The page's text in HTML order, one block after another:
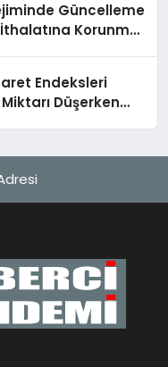
Güncelleme
İthalatına Korunma
Endeksleri
Düşerken